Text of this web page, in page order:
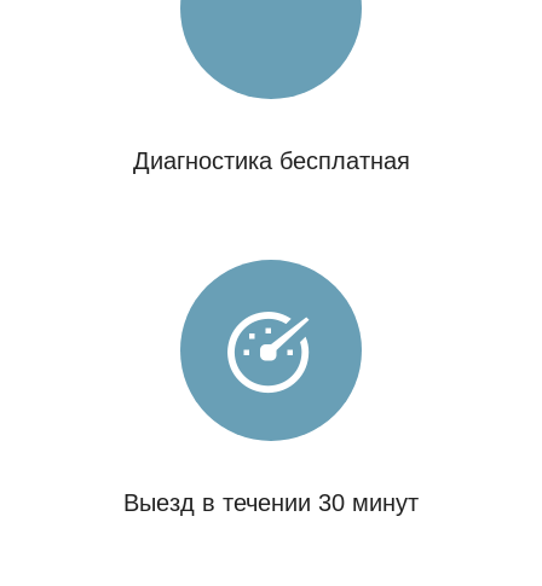
Диагностика бесплатная
Выезд в течении 30 минут